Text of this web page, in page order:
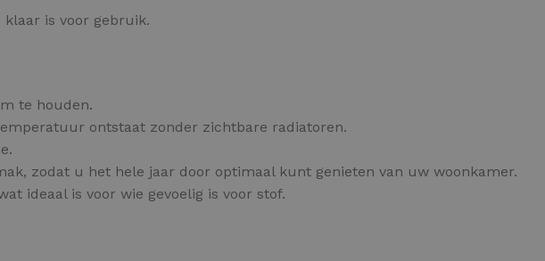
is voor gebruik.
te houden.
ontstaat zonder zichtbare radiatoren.
zodat u het hele jaar door optimaal kunt genieten van uw woonkamer.
ideaal is voor wie gevoelig is voor stof.